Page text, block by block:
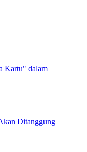
Kartu" dalam
Ditanggung